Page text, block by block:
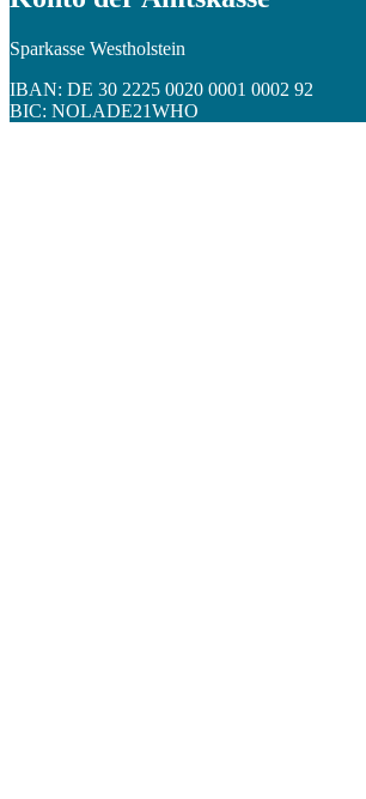
Sparkasse Westholstein
IBAN: DE 30 2225 0020 0001 0002 92
BIC: NOLADE21WHO